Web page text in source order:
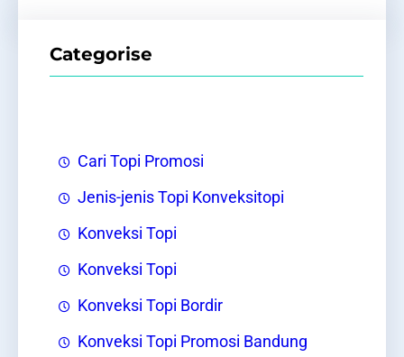
Categorise
Cari Topi Promosi
Jenis-jenis Topi Konveksitopi
Konveksi Topi
Konveksi Topi
Konveksi Topi Bordir
Konveksi Topi Promosi Bandung